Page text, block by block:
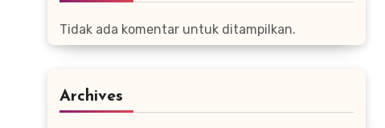
Tidak ada komentar untuk ditampilkan.
Archives